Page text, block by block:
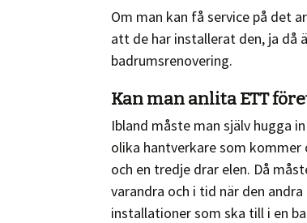
Om man kan få service på det
att de har installerat den, ja då
badrumsrenovering.
Kan man anlita ETT
Ibland måste man själv hugga
olika hantverkare som kommer
och en tredje drar elen. Då
varandra och i tid när den
installationer som ska till i en